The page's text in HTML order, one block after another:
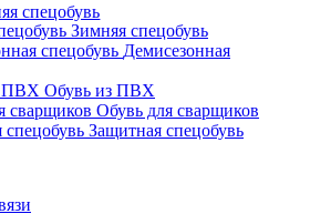
спецобувь
Зимняя спецобувь
Демисезонная
Обувь из ПВХ
Обувь для сварщиков
Защитная спецобувь